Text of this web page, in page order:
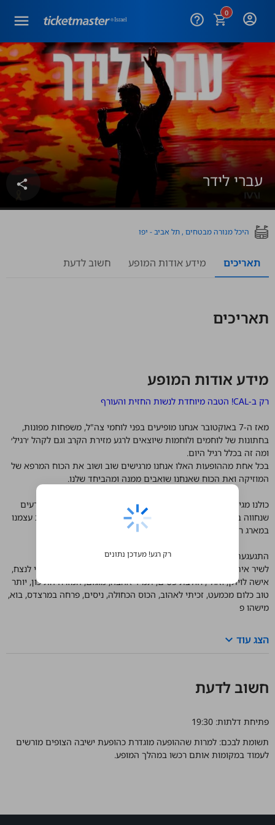
0
help_outline
עברי לידר share
היכל מנורה מבטחים , תל אביב - יפו
תאריכים מידע אודות המופע חשוב לדעת
תאריכים
מידע אודות המופע
רק ב-CAL! הטבה מיוחדת לנשות החזית והעורף
מאז ה-7 באוקטובר אנחנו מופיעים בפני לוחמי צה"ל, משפחות מפונות,
בחתונות של לוחמים ולוחמות שיוצאים לרגע מזירת הקרב וגם לקהל ׳רגיל׳
ומה זה בכלל רגיל היום.
בכל אחת מההופעות האלו אנחנו מרגישים שוב ושוב את הכוח המרפא של
המוזיקה ואת הכוח שאנחנו שואבים ממנה ומהביחד שלנו.
כולנו מגיעים מראש קצת אחרת וניגשים אחרת למפגשים האלה. יודעים
שנחווה ביחד רגעים שמחים ועצובים, שבורים ושלמים ומוצאים את עצמנו
במארג רגשות שנוגע בכל אחד מאיתנו.
התגעגעתי.
לשיר איתכם - על אחת הבמות הגדולות בישראל - את לאונרדו, מרי לנצח,
אישה לויתן, ואולי, חולצת פסים, תמיד אהבה, מוגזם, המזרח התיכון, יותר
טוב כלום מכמעט, זכיתי לאהוב, הכוס הכחולה, ניסים, פרחה במרצדס, בוא,
מישהו פ
הצג עוד keyboard_arrow_down
חשוב לדעת
פתיחת דלתות: 19:30
תשומת לבכם: למרות שההופעה מוגדרת כהופעת ישיבה הצופים מורשים
לעמוד במקומות אותם רכשו במהלך המופע.